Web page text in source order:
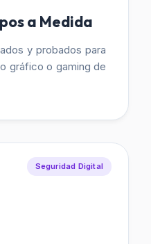
a Medida
y probados para
gráfico o gaming de
Seguridad Digital